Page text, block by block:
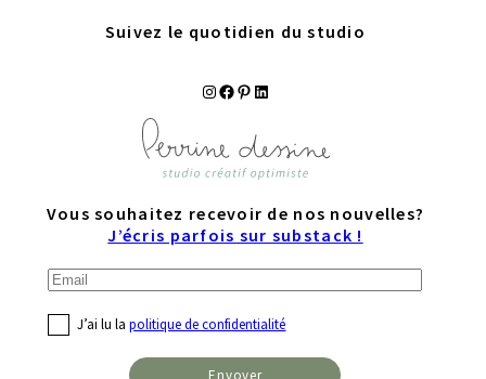
Suivez le quotidien du studio
Instagram Facebook Pinterest LinkedIn
Vous souhaitez recevoir de nos nouvelles?
J’écris parfois sur substack !
J’ai lu lapolitique de confidentialité